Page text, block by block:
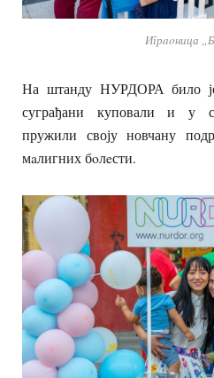
Игрaoница
На штанду НУРДОРА било
суграђани куповали и у
пружили своју новчану
мaлигних бoлeсти.